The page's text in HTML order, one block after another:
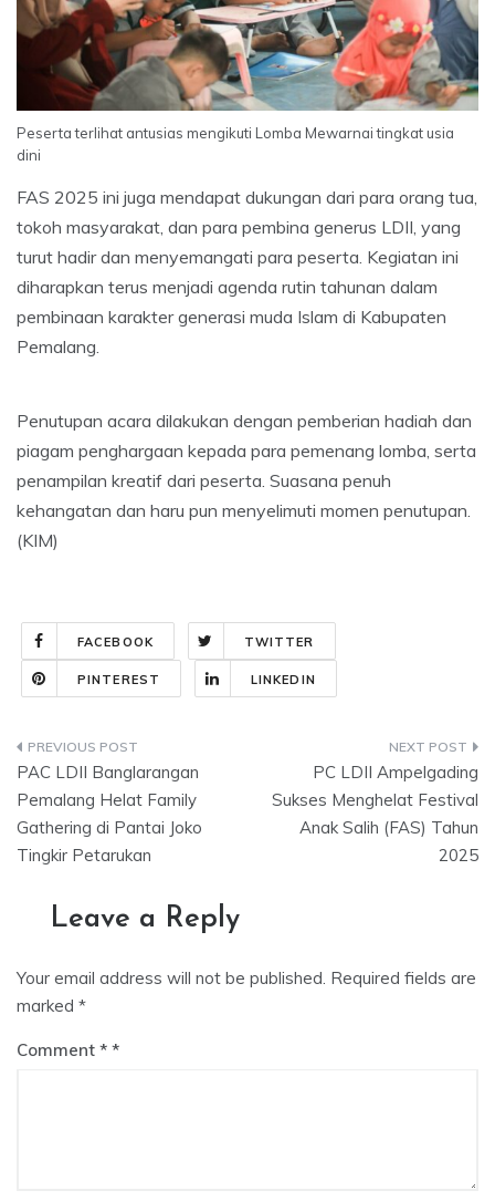
Peserta terlihat antusias mengikuti Lomba Mewarnai tingkat usia
dini
FAS 2025 ini juga mendapat dukungan dari para orang tua,
tokoh masyarakat, dan para pembina generus LDII, yang
turut hadir dan menyemangati para peserta. Kegiatan ini
diharapkan terus menjadi agenda rutin tahunan dalam
pembinaan karakter generasi muda Islam di Kabupaten
Pemalang.
Penutupan acara dilakukan dengan pemberian hadiah dan
piagam penghargaan kepada para pemenang lomba, serta
penampilan kreatif dari peserta. Suasana penuh
kehangatan dan haru pun menyelimuti momen penutupan.
(KIM)
FACEBOOK TWITTER
PINTEREST LINKEDIN
Post
navigation
PAC LDII Banglarangan
Pemalang Helat Family
Gathering di Pantai Joko
Tingkir Petarukan
PC LDII Ampelgading
Sukses Menghelat Festival
Anak Salih (FAS) Tahun
2025
Leave a Reply
Your email address will not be published. Required fields are
marked *
Comment *